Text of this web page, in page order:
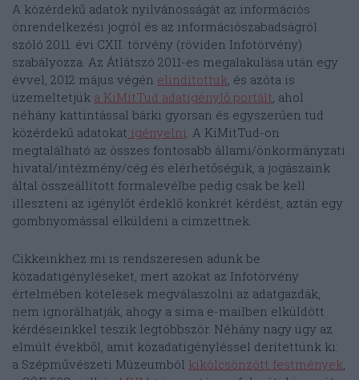
A közérdekű adatok nyilvánosságát az információs
önrendelkezési jogról és az információszabadságról
szóló 2011. évi CXII. törvény (röviden Infotörvény)
szabályozza. Az Átlátszó 2011-es megalakulása után egy
évvel, 2012 május végén elindítottuk, és azóta is
üzemeltetjük a KiMitTud adatigénylő portált, ahol
néhány kattintással bárki gyorsan és egyszerűen tud
közérdekű adatokat igényelni. A KiMitTud-on
megtalálható az összes fontosabb állami/önkormányzati
hivatal/intézmény/cég és elérhetőségük, a jogászaink
által összeállított formalevélbe pedig csak be kell
illeszteni az igénylőt érdeklő konkrét kérdést, aztán egy
gombnyomással elküldeni a címzettnek.
Cikkeinkhez mi is rendszeresen adunk be
közadatigényléseket, mert azokat az Infotörvény
értelmében kötelesek megválaszolni az adatgazdák,
nem ignorálhatják, ahogy a sima e-mailben elküldött
kérdéseinkkel teszik legtöbbször. Néhány nagy ügy az
elmúlt évekből, amit közadatigényléssel derítettünk ki:
a Szépművészeti Múzeumból kikölcsönzött festmények,